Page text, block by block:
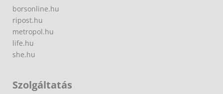
borsonline.hu
ripost.hu
metropol.hu
life.hu
she.hu
Szolgáltatás